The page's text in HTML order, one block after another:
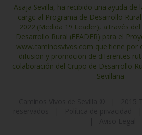
Asaja Sevilla, ha recibido una ayuda de
cargo al Programa de Desarrollo
2022 (Medida 19 Leader), a través
Desarrollo Rural (FEADER) para el
www.caminosvivos.com que tiene por
difusión y promoción de diferentes
colaboración del Grupo de Desarrollo
Sevillana